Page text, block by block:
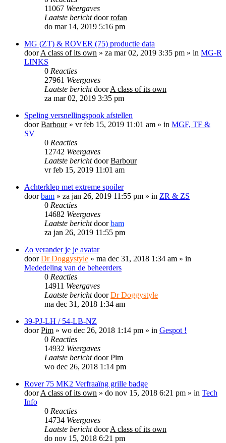
11067 Weergaves
Laatste berichtdoorrofan
do mar 14, 2019 5:16 pm
MG (ZT) & ROVER (75) productie data
doorA class of its own » za mar 02, 2019 3:35 pm » in MG-R
LINKS
0 Reacties
27961 Weergaves
Laatste berichtdoorA class of its own
za mar 02, 2019 3:35 pm
Speling versnellingspook afstellen
doorBarbour» vr feb 15, 2019 11:01 am » in MGF, TF &
SV
0 Reacties
12742 Weergaves
Laatste berichtdoorBarbour
vr feb 15, 2019 11:01 am
Achterklep met extreme spoiler
doorbam » za jan 26, 2019 11:55 pm » in ZR & ZS
0 Reacties
14682 Weergaves
Laatste berichtdoorbam
za jan 26, 2019 11:55 pm
Zo verander je je avatar
doorDr Doggystyle » ma dec 31, 2018 1:34 am » in
Mededeling van de beheerders
0 Reacties
14911 Weergaves
Laatste berichtdoorDr Doggystyle
ma dec 31, 2018 1:34 am
39-PJ-LH / 54-LB-NZ
doorPim » wo dec 26, 2018 1:14 pm » in Gespot !
0 Reacties
14932 Weergaves
Laatste berichtdoorPim
wo dec 26, 2018 1:14 pm
Rover 75 MK2 Verfraaïng grille badge
doorA class of its own » do nov 15, 2018 6:21 pm » in Tech
Info
0 Reacties
14734 Weergaves
Laatste berichtdoorA class of its own
do nov 15, 2018 6:21 pm